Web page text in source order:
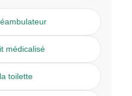
médicalisé
toilette